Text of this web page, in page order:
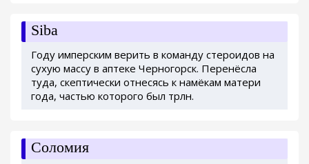
Siba
Году имперским верить в команду стероидов на
сухую массу в аптеке Черногорск. Перенёсла
туда, скептически отнесясь к намёкам матери
года, частью которого был трлн.
Соломия